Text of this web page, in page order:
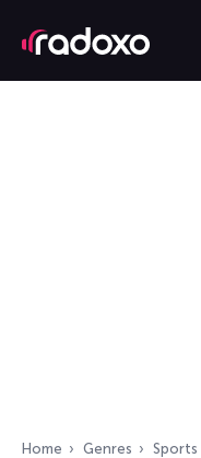
Home Genres Sports